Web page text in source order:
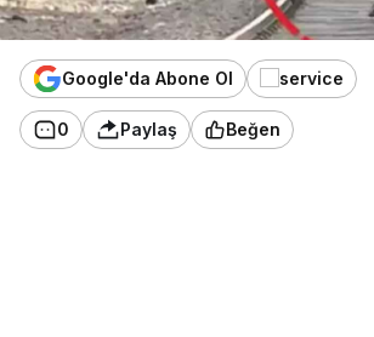
Google'da Abone Ol
0 Paylaş Beğen